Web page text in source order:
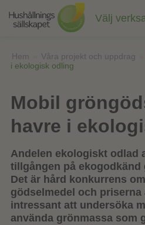
innehåll
Välj
Hem Våra projekt och uppdrag
i ekologisk odling
Mobil
havre i
Andelen ekologiskt odlad
tillgången på ekogodkänd
Det är hård konkurrens
gödselmedel och priserna
intressant att undersöka
använda grönmassa som